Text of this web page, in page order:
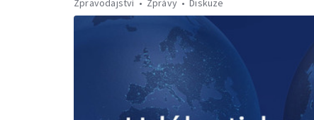
Zpravodajství
Zprávy Diskuze